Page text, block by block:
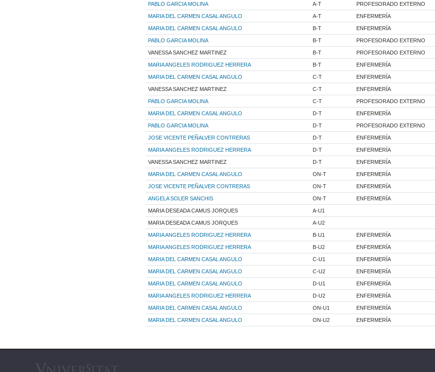
PABLO GARCIA MOLINA A-T PROFESORADO EXTERNO
MARIA DEL CARMEN CASAL ANGULO A-T ENFERMERÍA
MARIA DEL CARMEN CASAL ANGULO B-T ENFERMERÍA
PABLO GARCIA MOLINA B-T PROFESORADO EXTERNO
VANESSA SANCHEZ MARTINEZ B-T PROFESORADO EXTERNO
MARIA ANGELES RODRIGUEZ HERRERA B-T ENFERMERÍA
MARIA DEL CARMEN CASAL ANGULO C-T ENFERMERÍA
VANESSA SANCHEZ MARTINEZ C-T ENFERMERÍA
PABLO GARCIA MOLINA C-T PROFESORADO EXTERNO
MARIA DEL CARMEN CASAL ANGULO D-T ENFERMERÍA
PABLO GARCIA MOLINA D-T PROFESORADO EXTERNO
JOSE VICENTE PEÑALVER CONTRERAS D-T ENFERMERÍA
MARIA ANGELES RODRIGUEZ HERRERA D-T ENFERMERÍA
VANESSA SANCHEZ MARTINEZ D-T ENFERMERÍA
MARIA DEL CARMEN CASAL ANGULO ON-T ENFERMERÍA
JOSE VICENTE PEÑALVER CONTRERAS ON-T ENFERMERÍA
ANGELA SOLER SANCHIS ON-T ENFERMERÍA
MARIA DESEADA CAMUS JORQUES A-U1
MARIA DESEADA CAMUS JORQUES A-U2
MARIA ANGELES RODRIGUEZ HERRERA B-U1 ENFERMERÍA
MARIA ANGELES RODRIGUEZ HERRERA B-U2 ENFERMERÍA
MARIA DEL CARMEN CASAL ANGULO C-U1 ENFERMERÍA
MARIA DEL CARMEN CASAL ANGULO C-U2 ENFERMERÍA
MARIA DEL CARMEN CASAL ANGULO D-U1 ENFERMERÍA
MARIA ANGELES RODRIGUEZ HERRERA D-U2 ENFERMERÍA
MARIA DEL CARMEN CASAL ANGULO ON-U1 ENFERMERÍA
MARIA DEL CARMEN CASAL ANGULO ON-U2 ENFERMERÍA